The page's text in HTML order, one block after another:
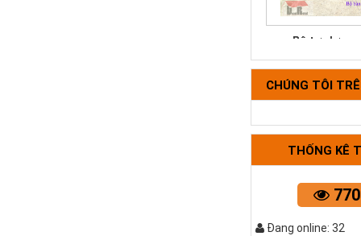
Bộ tựa lưng
CHÚNG TÔI
THỐNG KÊ
Đang online: 32